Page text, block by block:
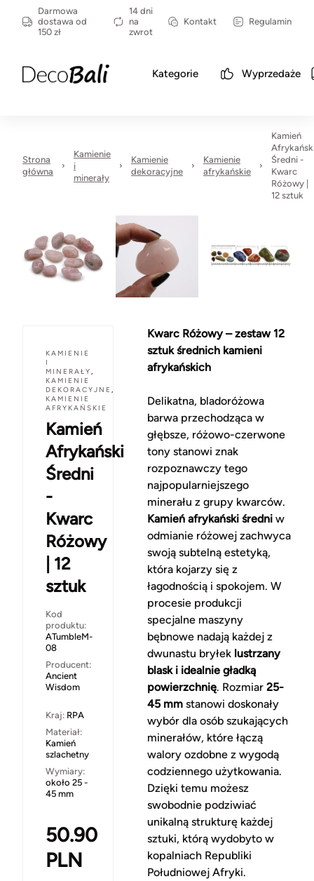
Darmowa
dostawa od
150 zł
14 dni
na
zwrot
Kontakt Regulamin
Kategorie Wyprzedaże
Strona
główna
Kamienie
i
minerały
Kamienie
dekoracyjne
Kamienie
afrykańskie
Kamień
Średni -
Kwarc
Różowy |
12 sztuk
KAMIENIE
I
MINERAŁY,
KAMIENIE
DEKORACYJNE ,
KAMIENIE
AFRYKAŃSKIE
Kamień
Afrykański
Średni
-
Kwarc
Różowy
| 12
sztuk
Kod
produktu:
ATumbleM-
08
Producent:
Ancient
Wisdom
Kraj: RPA
Materiał:
Kamień
szlachetny
Wymiary:
około 25 -
45 mm
50.90
PLN
Kwarc Różowy – zestaw 12
sztuk średnich kamieni
afrykańskich
Delikatna, bladoróżowa
barwa przechodząca w
głębsze, różowo-czerwone
tony stanowi znak
rozpoznawczy tego
najpopularniejszego
minerału z grupy kwarców.
Kamień afrykański średniw
odmianie różowej zachwyca
swoją subtelną estetyką,
która kojarzy się z
łagodnością i spokojem. W
procesie produkcji
specjalne maszyny
bębnowe nadają każdej z
dwunastu bryłek lustrzany
blask i idealnie gładką
powierzchnię. Rozmiar 25-
45 mmstanowi doskonały
wybór dla osób szukających
minerałów, które łączą
walory ozdobne z wygodą
codziennego użytkowania.
Dzięki temu możesz
swobodnie podziwiać
unikalną strukturę każdej
sztuki, którą wydobyto w
kopalniach Republiki
Południowej Afryki.